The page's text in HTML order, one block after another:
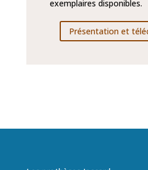
exemplaires disponibles.
Présentation et